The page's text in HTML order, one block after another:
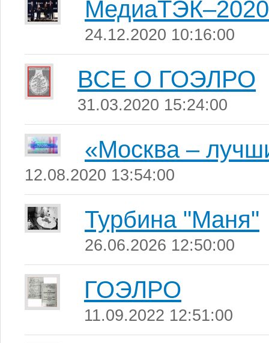
МедиаТЭК–2020
24.12.2020 10:16:00
ВСЕ О ГОЭЛРО
31.03.2020 15:24:00
«Москва –
12.08.2020 13:54:00
Турбина "Маня"
26.06.2026 12:50:00
ГОЭЛРО
11.09.2022 12:51:00